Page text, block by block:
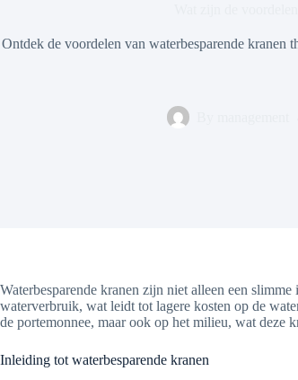
Ontdek de voordelen van waterbesparende kranen
Waterbesparende kranen zijn niet alleen een
waterverbruik, wat leidt tot lagere kosten op de
de portemonnee, maar ook op het milieu, wat deze
Inleiding tot waterbesparende kranen